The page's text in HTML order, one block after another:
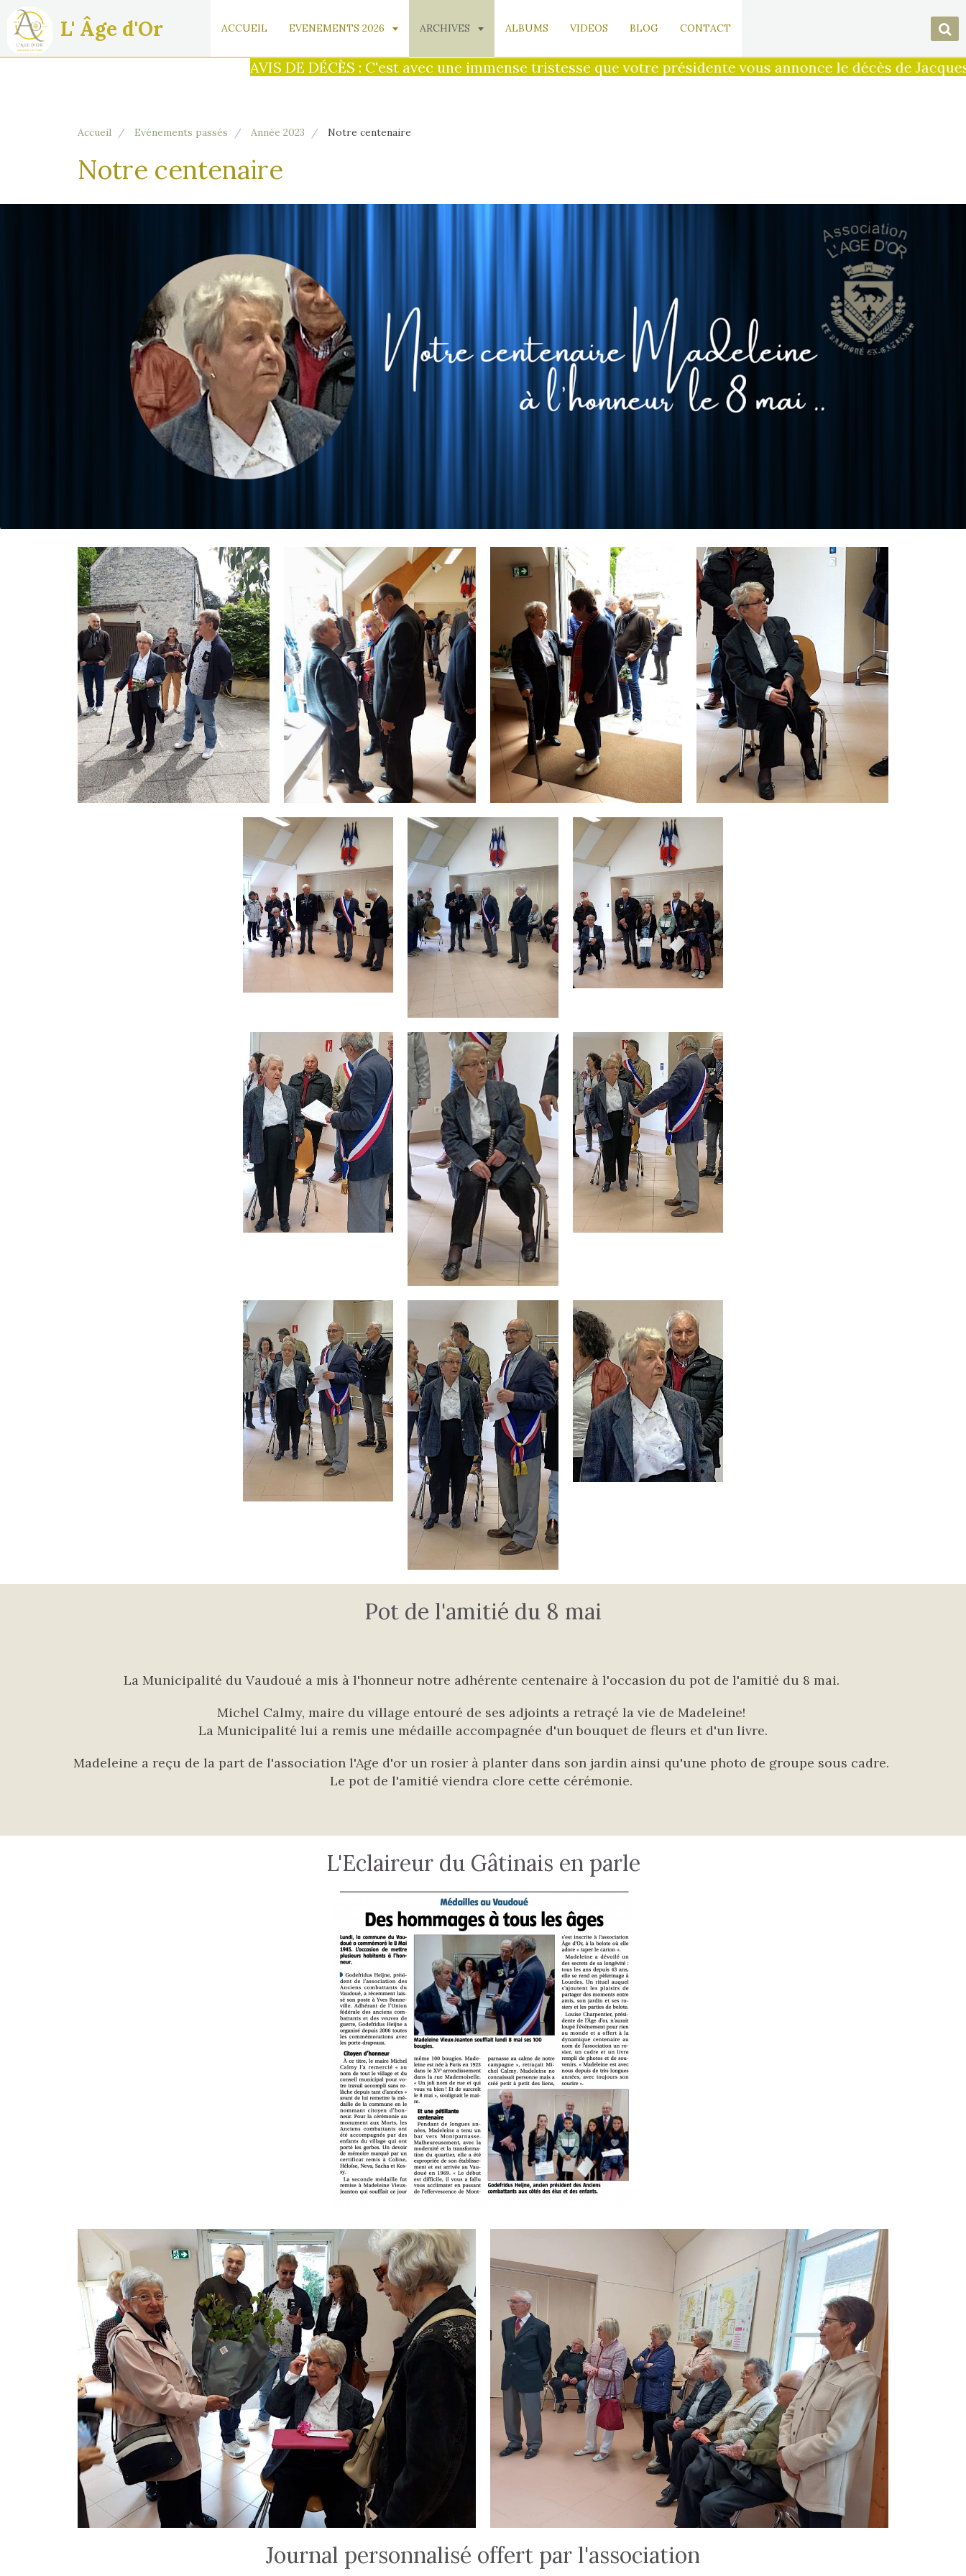
AVIS DE DÉCÈS : C'est avec une immense tristesse que votre présidente vous annonce le décès de Jacques Hillairet
L' Âge d'Or ACCUEIL EVENEMENTS 2026 ARCHIVES ALBUMS VIDEOS BLOG CONTACT
Accueil Evénements passés Année 2023 Notre centenaire
Notre centenaire
Pot de l'amitié du 8 mai
La Municipalité du Vaudoué a mis à l'honneur notre adhérente centenaire à l'occasion du pot de l'amitié du 8 mai.
Michel Calmy, maire du village entouré de ses adjoints a retraçé la vie de Madeleine!
La Municipalité lui a remis une médaille accompagnée d'un bouquet de fleurs et d'un livre.
Madeleine a reçu de la part de l'association l'Age d'or un rosier à planter dans son jardin ainsi qu'une photo de groupe sous cadre.
Le pot de l'amitié viendra clore cette cérémonie.
L'Eclaireur du Gâtinais en parle
Journal personnalisé offert par l'association